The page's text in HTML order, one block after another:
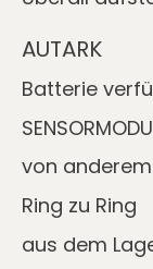
AUTARK
Batterie
von anderem
Ring zu Ring
aus dem